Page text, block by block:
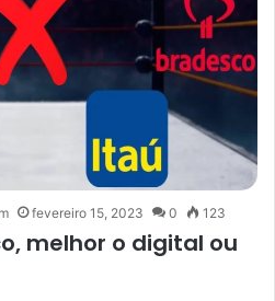
fevereiro 15, 2023 0 123
melhor o digital ou